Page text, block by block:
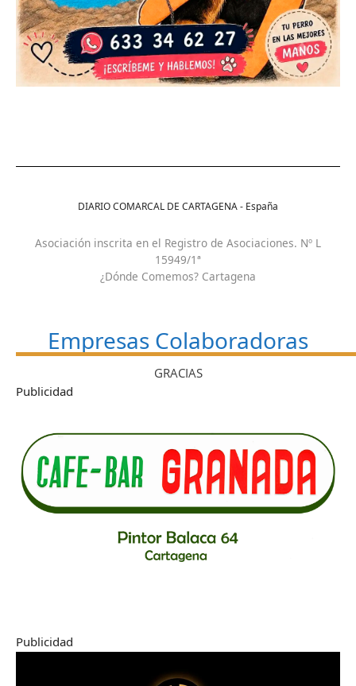
DIARIO COMARCAL DE CARTAGENA - España
Asociación inscrita en el Registro de Asociaciones. Nº L
15949/1ª
¿Dónde Comemos? Cartagena
Empresas Colaboradoras
GRACIAS
Publicidad
Publicidad